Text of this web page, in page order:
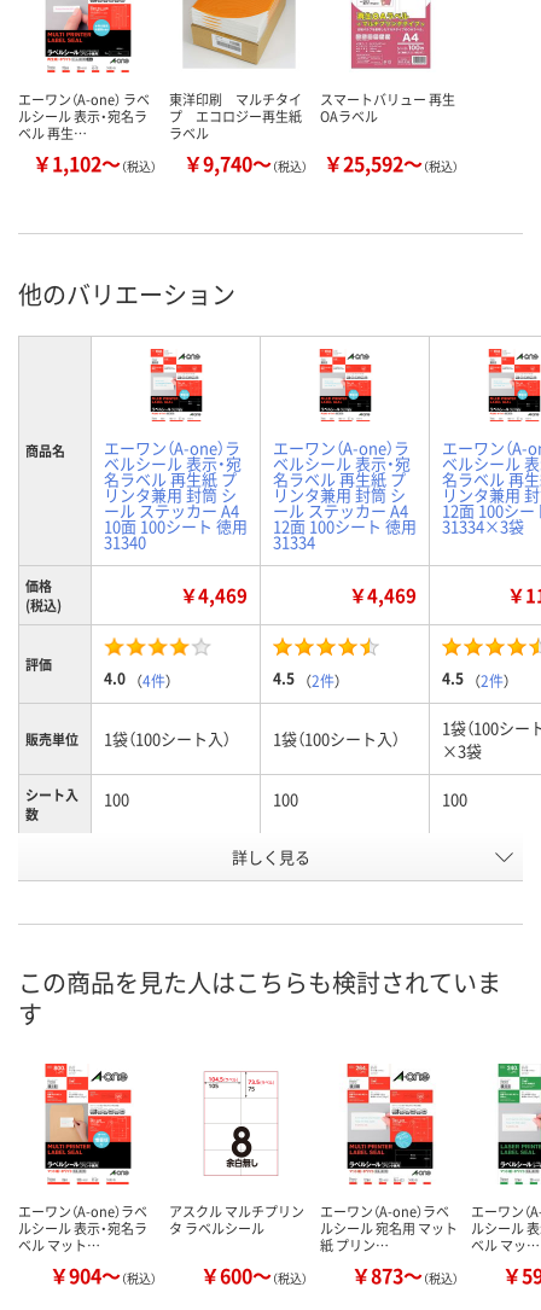
エーワン（A-one） ラベ
ルシール 表示・宛名ラ
ベル 再生…
￥1,102～（税込）
東洋印刷 マルチタイ
プ エコロジー再生紙
ラベル
￥9,740～（税込）
スマートバリュー 再生
OAラベル
￥25,592～（税込）
他のバリエーション
商品名 エーワン（A-one）ラ
ベルシール 表示・宛
名ラベル 再生紙 プ
リンタ兼用 封筒 シ
ール ステッカー A4
10面 100シート 徳用
31340
エーワン（A-one）ラ
ベルシール 表示・宛
名ラベル 再生紙 プ
リンタ兼用 封筒 シ
ール ステッカー A4
12面 100シート 徳用
31334
エーワン（A-
ベルシール 表
名ラベル 再
リンタ兼用
12面 100シー
31334×3袋
価格
(税込)
￥4,469 ￥4,469 ￥
評価
4.0 （4件） 4.5 （2件） 4.5 （2件）
販売単位 1袋（100シート入） 1袋（100シート入）
1袋（100シー
×3袋
シート入
数
100 100 100
イズ
（86.4×50.8mm）
12面
（86.4×42.3mm）
（
お申込番
在庫 あり あり 3点
数量
カゴへ
数量
カゴへ カ
詳しく見る
この商品を見た人はこちらも検討されていま
す
エーワン（A-one）ラベ
ルシール 表示・宛名ラ
ベル マット…
￥904～（税込）
アスクル マルチプリン
タ ラベルシール
￥600～（税込）
エーワン（A-one）ラベ
ルシール 宛名用 マット
紙 プリン…
￥873～（税込）
エーワン（
ルシール
ベル マッ…
￥